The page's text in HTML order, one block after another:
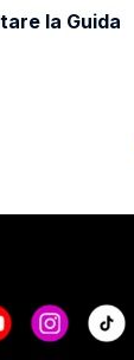
la Guida
Instagram
Tiktok